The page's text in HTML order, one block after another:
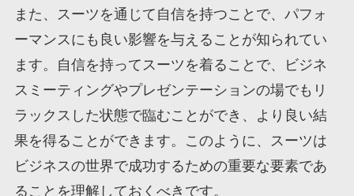
また、スーツを通じて自信を持つことで、パフォ
ーマンスにも良い影響を与えることが知られてい
ます。自信を持ってスーツを着ることで、ビジネ
スミーティングやプレゼンテーションの場でもリ
ラックスした状態で臨むことができ、より良い結
果を得ることができます。このように、スーツは
ビジネスの世界で成功するための重要な要素であ
ることを理解しておくべきです。